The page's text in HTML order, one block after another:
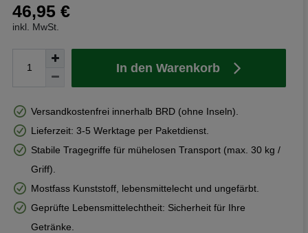
46,95 €
inkl. MwSt.
In den Warenkorb
Versandkostenfrei innerhalb BRD (ohne Inseln).
Lieferzeit: 3-5 Werktage per Paketdienst.
Stabile Tragegriffe für mühelosen Transport (max. 30 kg /
Griff).
Mostfass Kunststoff, lebensmittelecht und ungefärbt.
Geprüfte Lebensmittelechtheit: Sicherheit für Ihre
Getränke.